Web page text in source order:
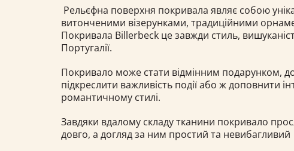
Рельєфна поверхня покривала являє собою
витонченими візерунками, традиційними
Покривала Billerbeck це завжди стиль,
Португалії.
Покривало може стати відмінним подарунком,
підкреслити важливість події або ж доповнити
романтичному стилі.
Завдяки вдалому складу тканини покривало
довго, а догляд за ним простий та невибагливий